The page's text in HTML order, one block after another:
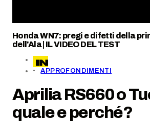
Honda WN7: pregi e difetti della
dell'Ala | IL VIDEO DEL TEST
APPROFONDIMENTI
Aprilia RS660 o
quale e perché?